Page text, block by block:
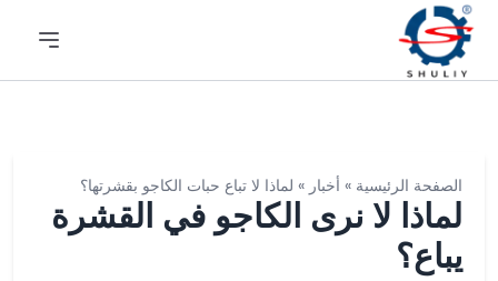
الصفحة الرئيسية » أخبار » لماذا لا تباع حبات الكاجو بقشرتها؟
لماذا لا نرى الكاجو في القشرة
يباع؟